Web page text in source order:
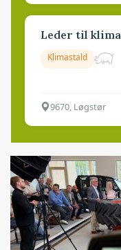
Leder til
Klimastald
9670, Løgstør